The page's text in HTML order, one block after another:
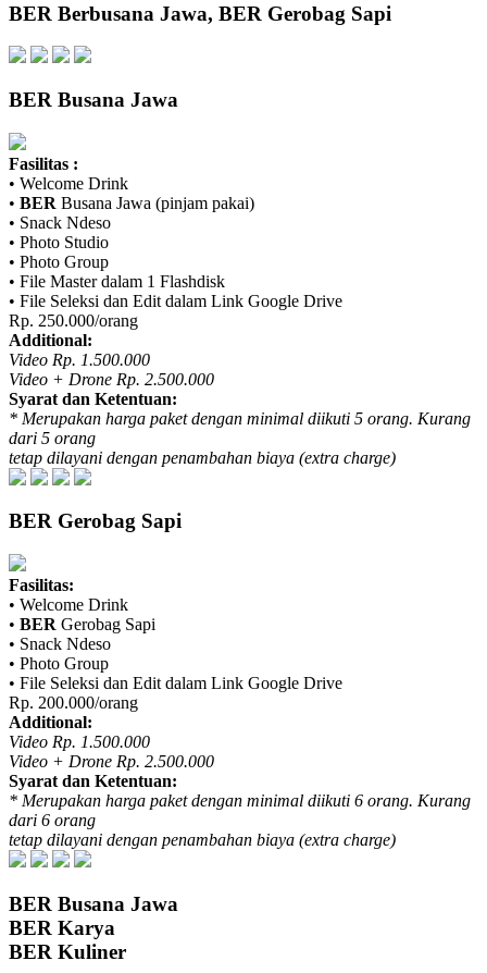
BER Berbusana Jawa, BER Gerobag Sapi
BER Busana Jawa
Fasilitas :
• Welcome Drink
• BER Busana Jawa (pinjam pakai)
• Snack Ndeso
• Photo Studio
• Photo Group
• File Master dalam 1 Flashdisk
• File Seleksi dan Edit dalam Link Google Drive
Rp. 250.000/orang
Additional:
Video Rp. 1.500.000
Video + Drone Rp. 2.500.000
Syarat dan Ketentuan:
* Merupakan harga paket dengan minimal diikuti 5 orang. Kurang
dari 5 orang
tetap dilayani dengan penambahan biaya (extra charge)
BER Gerobag Sapi
Fasilitas:
• Welcome Drink
• BER Gerobag Sapi
• Snack Ndeso
• Photo Group
• File Seleksi dan Edit dalam Link Google Drive
Rp. 200.000/orang
Additional:
Video Rp. 1.500.000
Video + Drone Rp. 2.500.000
Syarat dan Ketentuan:
* Merupakan harga paket dengan minimal diikuti 6 orang. Kurang
dari 6 orang
tetap dilayani dengan penambahan biaya (extra charge)
BER Busana Jawa
BER Karya
BER Kuliner